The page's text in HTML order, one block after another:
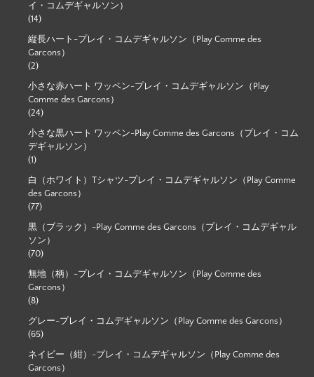
イ・コムデギャルソン）
(14)
縦長ハート-プレイ・コムデギャルソン（Play Comme des
Garcons）
(2)
小さな赤ハート ワッペン-プレイ・コムデギャルソン（Play
Comme des Garcons）
(24)
小さな黒ハート ワッペン-Play Comme des Garcons（プレイ・コム
デギャルソン）
(1)
白（ホワイト）Tシャツ-プレイ・コムデギャルソン（Play Comme
des Garcons）
(77)
黒（ブラック）-Play Comme des Garcons（プレイ・コムデギャル
ソン）
(70)
無地（柄）-プレイ・コムデギャルソン（Play Comme des
Garcons）
(8)
グレー-プレイ・コムデギャルソン（Play Comme des Garcons）
(65)
ネイビー（紺）-プレイ・コムデギャルソン（Play Comme des
Garcons）